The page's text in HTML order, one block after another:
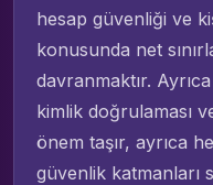
hesap güvenliği ve
konusunda net
davranmaktır.
kimlik doğrulaması
önem taşır, ayrıca
güvenlik katmanları